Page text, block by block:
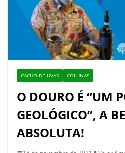
CACHO DE UVAS COLUNAS
O DOURO É “UM
GEOLÓGICO”, A
ABSOLUTA!